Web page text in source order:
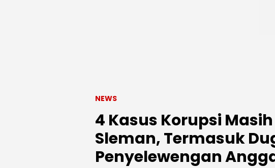
NEWS
4 Kasus Korupsi
Sleman, Termasuk
Penyelewengan